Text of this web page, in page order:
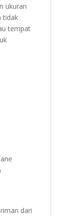
ukuran
tidak
tempat
dari